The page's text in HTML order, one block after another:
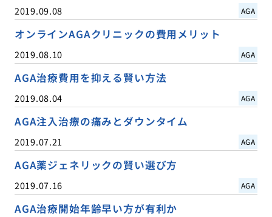
2019.09.08 AGA
オンラインAGAクリニックの費用メリット
2019.08.10 AGA
AGA治療費用を抑える賢い方法
2019.08.04 AGA
AGA注入治療の痛みとダウンタイム
2019.07.21 AGA
AGA薬ジェネリックの賢い選び方
2019.07.16 AGA
AGA治療開始年齢早い方が有利か